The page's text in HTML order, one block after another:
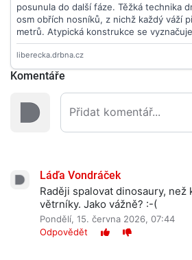
Komentáře
Láďa Vondráček
Raději spalovat dinosaury, než
větrníky. Jako vážně? :-(
Pondělí, 15. června 2026, 07:44
Odpovědět